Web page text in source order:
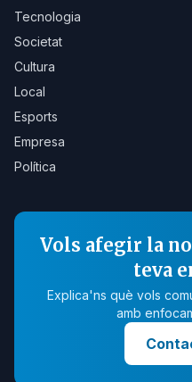
Tecnologia
Societat
Cultura
Local
Esports
Empresa
Política
Vols afegir la
teva
Explica'ns què vols
amb